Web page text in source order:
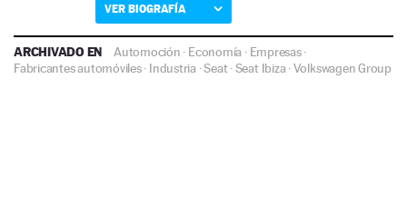
VER BIOGRAFÍA
ARCHIVADO EN Automoción · Economía · Empresas·
Fabricantes automóviles· Industria·Seat·Seat Ibiza·Volkswagen Group